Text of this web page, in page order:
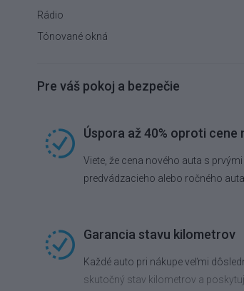
Rádio
Tónované okná
Pre váš pokoj a bezpečie
Úspora až 40% oproti cene
Viete, že cena nového auta s
predvádzacieho alebo ročného
Garancia stavu kilometrov
Každé auto pri nákupe veľmi
skutočný stav kilometrov a